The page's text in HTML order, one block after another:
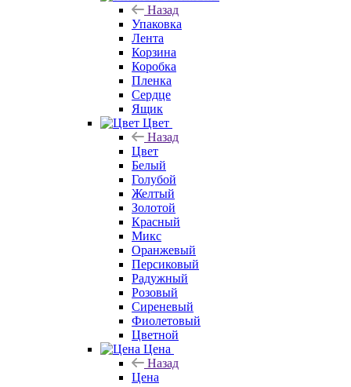
Назад
Упаковка
Лента
Корзина
Коробка
Пленка
Сердце
Ящик
Цвет
Назад
Цвет
Белый
Голубой
Желтый
Золотой
Красный
Микс
Оранжевый
Персиковый
Радужный
Розовый
Сиреневый
Фиолетовый
Цветной
Цена
Назад
Цена